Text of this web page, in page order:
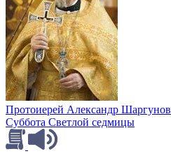
Протоиерей Александр Шаргунов
Суббота Светлой седмицы